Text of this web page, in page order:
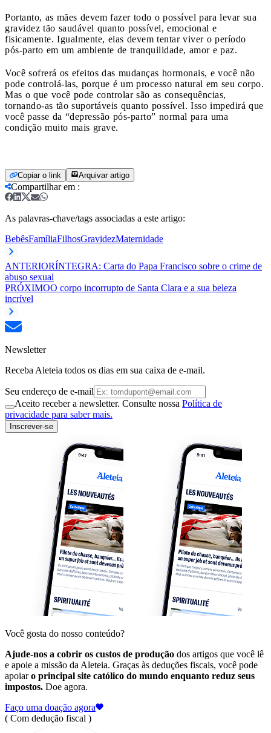
Portanto, as mães devem fazer todo o possível para levar sua
gravidez tão saudável quanto possível, emocional e
fisicamente. Igualmente, elas devem tentar viver o período
pós-parto em um ambiente de tranquilidade, amor e paz.
Você sofrerá os efeitos das mudanças hormonais, e você não
pode controlá-las, porque é um processo natural em seu corpo.
Mas o que você pode controlar são as consequências,
tornando-as tão suportáveis ​​quanto possível. Isso impedirá que
você passe da “depressão pós-parto” normal para uma
condição muito mais grave.
Copiar o link Arquivar artigo
Compartilhar em :
As palavras-chave/tags associadas a este artigo:
BebêsFamíliaFilhosGravidezMaternidade
ANTERIORÍNTEGRA: Carta do Papa Francisco sobre o crime de
abuso sexual
PRÓXIMOO corpo incorrupto de Santa Clara e a sua beleza
incrível
Newsletter
Receba Aleteia todos os dias em sua caixa de e-mail.
Seu endereço de e-mail
Aceito receber a newsletter. Consulte nossa Política de
privacidade para saber mais.
Inscrever-se
Você gosta do nosso conteúdo?
Ajude-nos a cobrir os custos de produção dos artigos que você lê
e apoie a missão da Aleteia. Graças às deduções fiscais, você pode
apoiaro principal site católico do mundo enquanto reduz seus
impostos. Doe agora.
Faço uma doação agora
( Com dedução fiscal )